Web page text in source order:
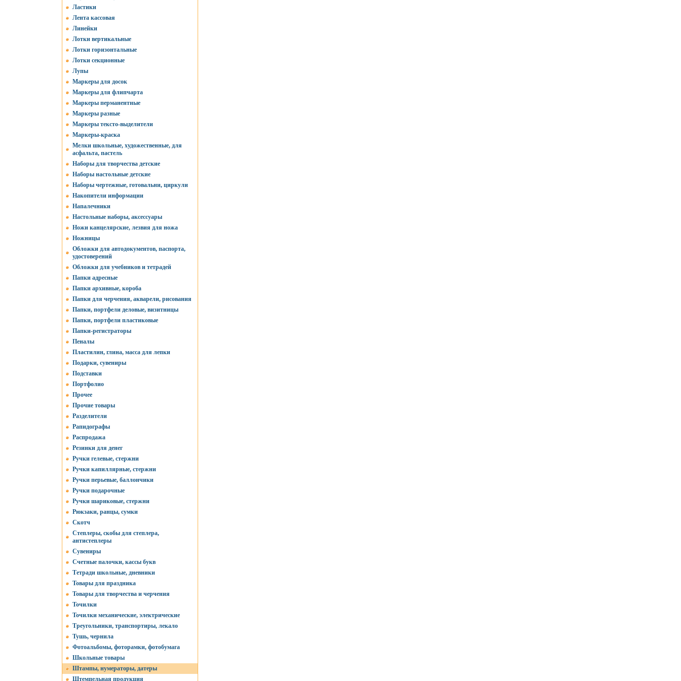
Ластики
Лента кассовая
Линейки
Лотки вертикальные
Лотки горизонтальные
Лотки секционные
Лупы
Маркеры для досок
Маркеры для флипчарта
Маркеры перманентные
Маркеры разные
Маркеры тексто-выделители
Маркеры-краска
Мелки школьные, художественные, для
асфальта, пастель
Наборы для творчества детские
Наборы настольные детские
Наборы чертежные, готовальни, циркули
Накопители информации
Напалечники
Настольные наборы, аксессуары
Ножи канцелярские, лезвия для ножа
Ножницы
Обложки для автодокументов, паспорта,
удостоверений
Обложки для учебников и тетрадей
Папки адресные
Папки архивные, короба
Папки для черчения, акварели, рисования
Папки, портфели деловые, визитницы
Папки, портфели пластиковые
Папки-регистраторы
Пеналы
Пластилин, глина, масса для лепки
Подарки, сувениры
Подставки
Портфолио
Прочее
Прочие товары
Разделители
Рапидографы
Распродажа
Резинки для денег
Ручки гелевые, стержни
Ручки капиллярные, стержни
Ручки перьевые, баллончики
Ручки подарочные
Ручки шариковые, стержни
Рюкзаки, ранцы, сумки
Скотч
Степлеры, скобы для степлера,
антистеплеры
Сувениры
Счетные палочки, кассы букв
Тетради школьные, дневники
Товары для праздника
Товары для творчества и черчения
Точилки
Точилки механические, электрические
Треугольники, транспортиры, лекало
Тушь, чернила
Фотоальбомы, фоторамки, фотобумага
Школьные товары
Штампы, нумераторы, датеры
Штемпельная продукция